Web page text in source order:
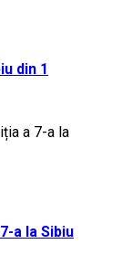
din 1
a la Sibiu